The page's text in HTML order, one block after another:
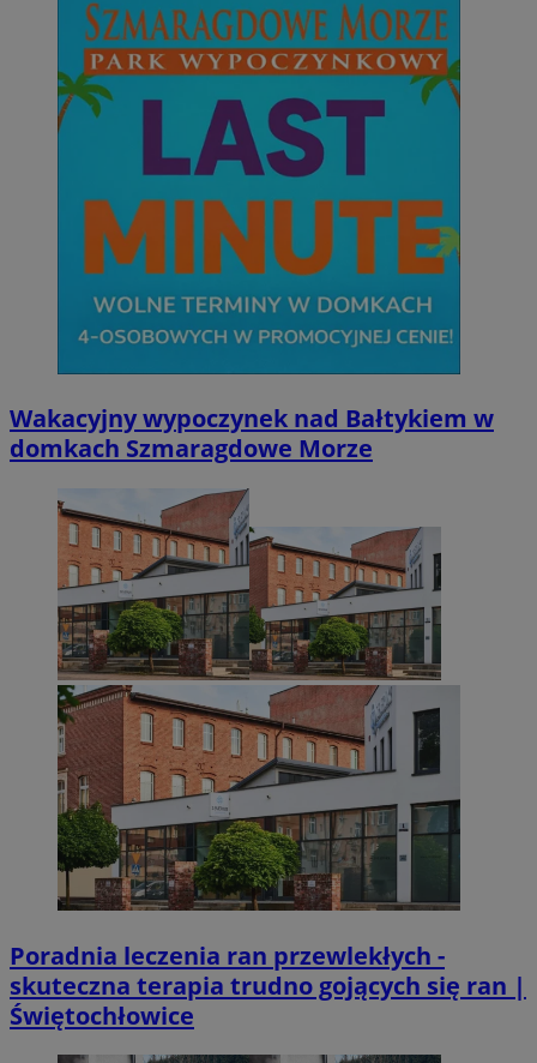
Wakacyjny wypoczynek nad Bałtykiem w
domkach Szmaragdowe Morze
Poradnia leczenia ran przewlekłych -
skuteczna terapia trudno gojących się ran |
Świętochłowice